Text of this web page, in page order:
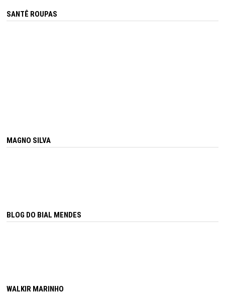
SANTÊ ROUPAS
MAGNO SILVA
BLOG DO BIAL MENDES
WALKIR MARINHO